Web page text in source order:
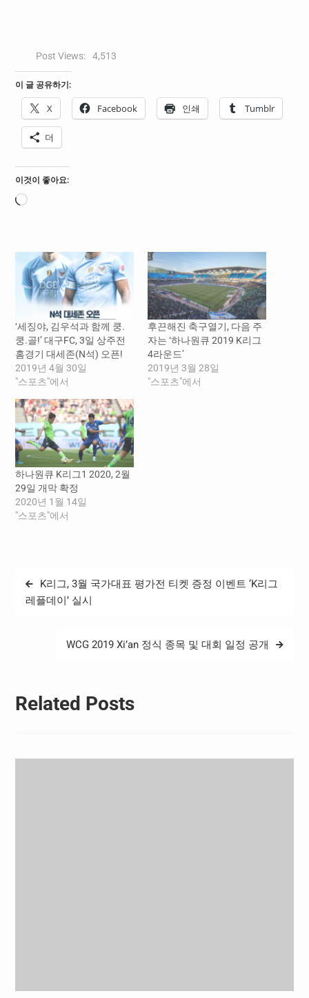
Post Views: 4,513
이 글 공유하기:
X Facebook 인쇄 Tumblr
더
이것이 좋아요:
로
‘세징야, 김우석과 함께 쿵.
쿵.골!’ 대구FC, 3일 상주전
홈경기 대세존(N석) 오픈!
2019년 4월 30일
"스포츠"에서
후끈해진 축구열기, 다음 주
자는 ‘하나원큐 2019 K리그
4라운드’
2019년 3월 28일
"스포츠"에서
하나원큐 K리그1 2020, 2월
29일 개막 확정
2020년 1월 14일
"스포츠"에서
글
탐
K리그, 3월 국가대표 평가전 티켓 증정 이벤트 ‘K리그
레플데이’ 실시
WCG 2019 Xi’an 정식 종목 및 대회 일정 공개
Related Posts